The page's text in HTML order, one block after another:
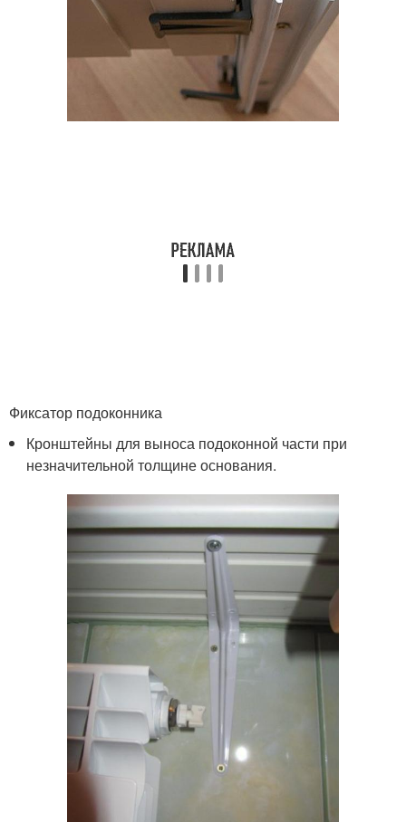
Фиксатор подоконника
Кронштейны для выноса подоконной части при
незначительной толщине основания.